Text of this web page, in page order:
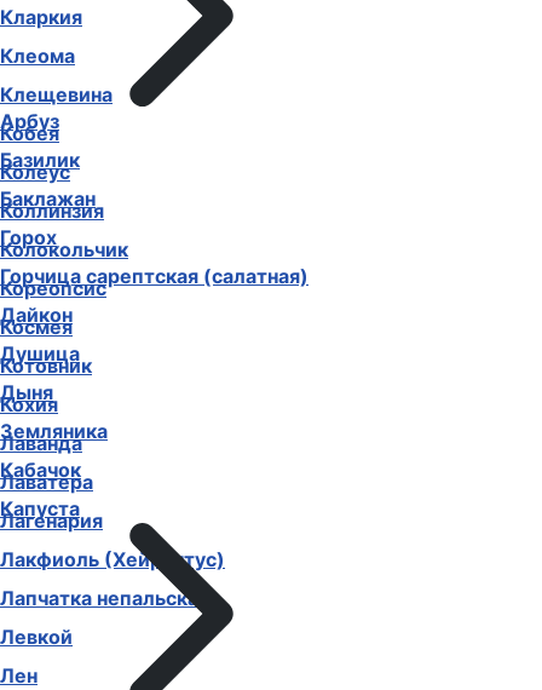
Кларкия
Клеома
Клещевина
Кобея
Колеус
Коллинзия
Колокольчик
Кореопсис
Космея
Котовник
Кохия
Лаванда
Лаватера
Лагенария
Лакфиоль (Хейрантус)
Лапчатка непальская
Левкой
Лен
Арбуз
Базилик
Баклажан
Горох
Горчица сарептская (салатная)
Дайкон
Душица
Дыня
Земляника
Кабачок
Капуста